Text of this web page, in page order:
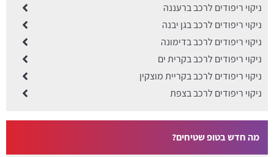
ניקוי ריפודים לרכב ברעננה
ניקוי ריפודים לרכב בגן יבנה
ניקוי ריפודים לרכב בדימונה
ניקוי ריפודים לרכב בקרית ים
ניקוי ריפודים לרכב בקריית מוצקין
ניקוי ריפודים לרכב בצפת
מה חדש בטופ שטיחים?